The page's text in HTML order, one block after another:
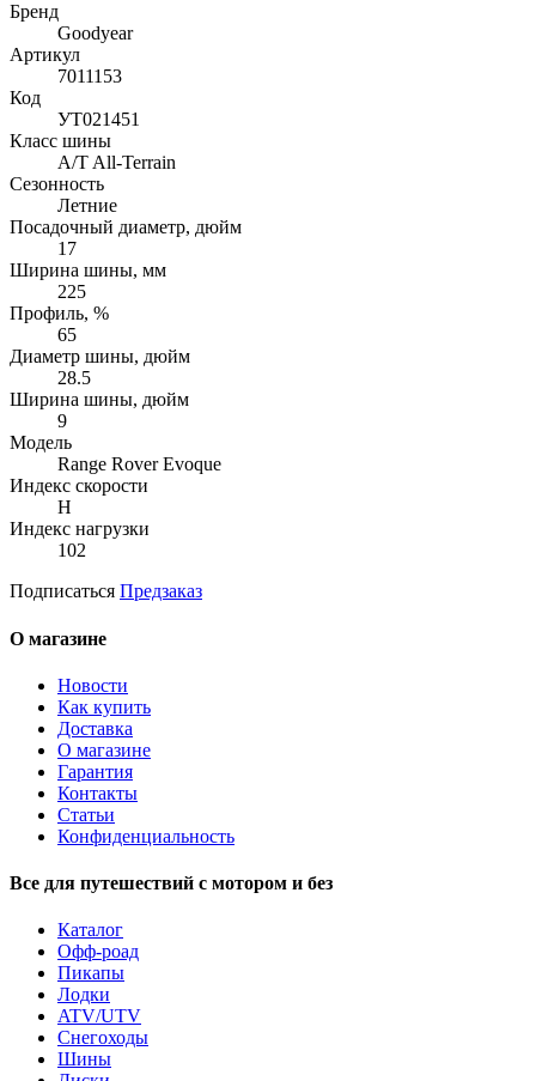
Бренд
Goodyear
Артикул
7011153
Код
УТ021451
Класс шины
A/T All-Terrain
Сезонность
Летние
Посадочный диаметр, дюйм
17
Ширина шины, мм
225
Профиль, %
65
Диаметр шины, дюйм
28.5
Ширина шины, дюйм
9
Модель
Range Rover Evoque
Индекс скорости
H
Индекс нагрузки
102
Подписаться Предзаказ
О магазине
Новости
Как купить
Доставка
О магазине
Гарантия
Контакты
Статьи
Конфиденциальность
Все для путешествий с мотором и без
Каталог
Офф-роад
Пикапы
Лодки
ATV/UTV
Снегоходы
Шины